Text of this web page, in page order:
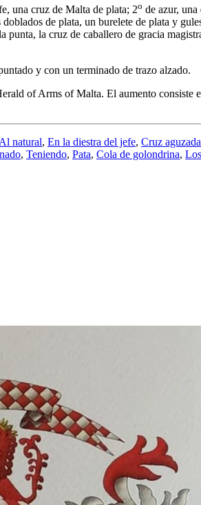
una cruz de Malta de plata; 2o de azur,
de plata, un burelete de plata y
la cruz de caballero de gracia
y con un terminado de trazo alzado.
of Arms of Malta. El aumento consiste
Al natural, En la diestra del jefe, Cruz
, Teniendo, Pata, Cola de golondrina,